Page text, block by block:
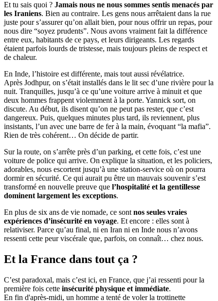
Et tu sais quoi ? Jamais nous ne nous sommes sentis menacés par
les Iraniens. Bien au contraire. Les gens nous arrêtaient dans la rue
juste pour s’assurer qu’on allait bien, pour nous offrir un repas, pour
nous dire “soyez prudents”. Nous avons vraiment fait la différence
entre eux, habitants de ce pays, et leurs dirigeants. Les regards
étaient parfois lourds de tristesse, mais toujours pleins de respect et
de chaleur.
En Inde, l’histoire est différente, mais tout aussi révélatrice.
Après Jodhpur, on s’était installés dans le lit sec d’une rivière pour la
nuit. Tranquilles, jusqu’à ce qu’une voiture arrive à minuit et que
deux hommes frappent violemment à la porte. Yannick sort, on
discute. Au début, ils disent qu’on ne peut pas rester, que c’est
dangereux. Puis, quelques minutes plus tard, ils reviennent, plus
insistants, l’un avec une barre de fer à la main, évoquant “la mafia”.
Rien de très cohérent… On décide de partir.
Sur la route, on s’arrête près d’un parking, et cette fois, c’est une
voiture de police qui arrive. On explique la situation, et les policiers,
adorables, nous escortent jusqu’à une station-service où on pourra
dormir en sécurité. Ce qui aurait pu être un mauvais souvenir s’est
transformé en nouvelle preuve que l’hospitalité et la gentillesse
dominent largement les exceptions.
En plus de six ans de vie nomade, ce sontnos seules vraies
expériences d’insécurité en voyage. Et encore : elles sont à
relativiser. Parce qu’au final, ni en Iran ni en Inde nous n’avons
ressenti cette peur viscérale que, parfois, on connaît… chez nous.
Et la France dans tout ça ?
C’est paradoxal, mais c’est ici, en France, que j’ai ressenti pour la
première fois cette insécurité physique et immédiate.
En fin d'après-midi, un homme a tenté de voler la trottinette